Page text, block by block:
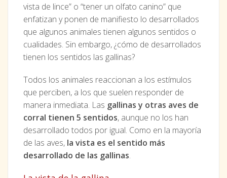
vista de lince” o “tener un olfato canino” que
enfatizan y ponen de manifiesto lo desarrollados
que algunos animales tienen algunos sentidos o
cualidades. Sin embargo, ¿cómo de desarrollados
tienen los sentidos las gallinas?
Todos los animales reaccionan a los estímulos
que perciben, a los que suelen responder de
manera inmediata. Las gallinas y otras aves de
corral tienen 5 sentidos, aunque no los han
desarrollado todos por igual. Como en la mayoría
de las aves, la vista es el sentido más
desarrollado de las gallinas.